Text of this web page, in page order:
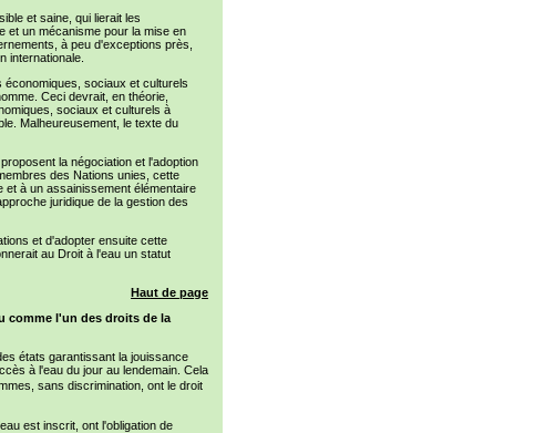
et saine, qui lierait les
et un mécanisme pour la mise en
à peu d'exceptions près,
internationale.
économiques, sociaux et culturels
Ceci devrait, en théorie,
sociaux et culturels à
Malheureusement, le texte du
la négociation et l'adoption
des Nations unies, cette
et à un assainissement élémentaire
juridique de la gestion des
et d'adopter ensuite cette
au Droit à l'eau un statut
Haut de page
comme l'un des droits de la
états garantissant la jouissance
à l'eau du jour au lendemain. Cela
sans discrimination, ont le droit
est inscrit, ont l'obligation de